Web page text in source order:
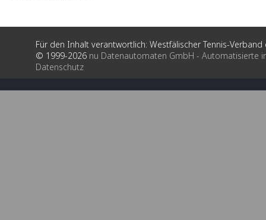
Für den Inhalt verantwortlich: Westfälischer Tennis-Verband
© 1999-2026 nu Datenautomaten GmbH - Automatisierte
Datenschutz